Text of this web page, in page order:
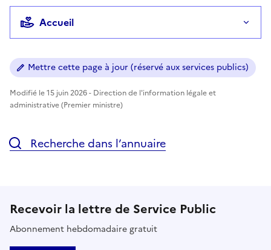
Accueil
Mettre cette page à jour (réservé aux services publics)
Modifié le 15 juin 2026 - Direction de l'information légale et
administrative (Premier ministre)
Recherche dans l’annuaire
Recevoir la lettre de Service Public
Abonnement hebdomadaire gratuit